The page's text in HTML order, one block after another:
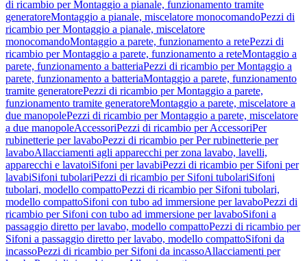
di ricambio per Montaggio a pianale, funzionamento tramite
generatoreMontaggio a pianale, miscelatore monocomandoPezzi di
ricambio per Montaggio a pianale, miscelatore
monocomandoMontaggio a parete, funzionamento a retePezzi di
ricambio per Montaggio a parete, funzionamento a reteMontaggio a
parete, funzionamento a batteriaPezzi di ricambio per Montaggio a
parete, funzionamento a batteriaMontaggio a parete, funzionamento
tramite generatorePezzi di ricambio per Montaggio a parete,
funzionamento tramite generatoreMontaggio a parete, miscelatore a
due manopolePezzi di ricambio per Montaggio a parete, miscelatore
a due manopoleAccessoriPezzi di ricambio per AccessoriPer
rubinetterie per lavaboPezzi di ricambio per Per rubinetterie per
lavaboAllacciamenti agli apparecchi per zona lavabo, lavelli,
apparecchi e lavatoiSifoni per lavabiPezzi di ricambio per Sifoni per
lavabiSifoni tubolariPezzi di ricambio per Sifoni tubolariSifoni
tubolari, modello compattoPezzi di ricambio per Sifoni tubolari,
modello compattoSifoni con tubo ad immersione per lavaboPezzi di
ricambio per Sifoni con tubo ad immersione per lavaboSifoni a
passaggio diretto per lavabo, modello compattoPezzi di ricambio per
Sifoni a passaggio diretto per lavabo, modello compattoSifoni da
incassoPezzi di ricambio per Sifoni da incassoAllacciamenti per